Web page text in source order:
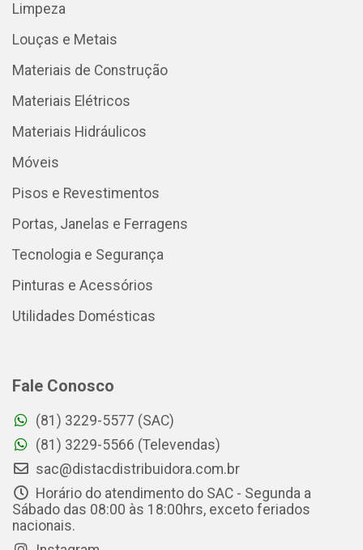
Limpeza
Louças e Metais
Materiais de Construção
Materiais Elétricos
Materiais Hidráulicos
Móveis
Pisos e Revestimentos
Portas, Janelas e Ferragens
Tecnologia e Segurança
Pinturas e Acessórios
Utilidades Domésticas
Fale Conosco
(81) 3229-5577 (SAC)
(81) 3229-5566 (Televendas)
sac@distacdistribuidora.com.br
Horário do atendimento do SAC - Segunda a
Sábado das 08:00 às 18:00hrs, exceto feriados
nacionais.